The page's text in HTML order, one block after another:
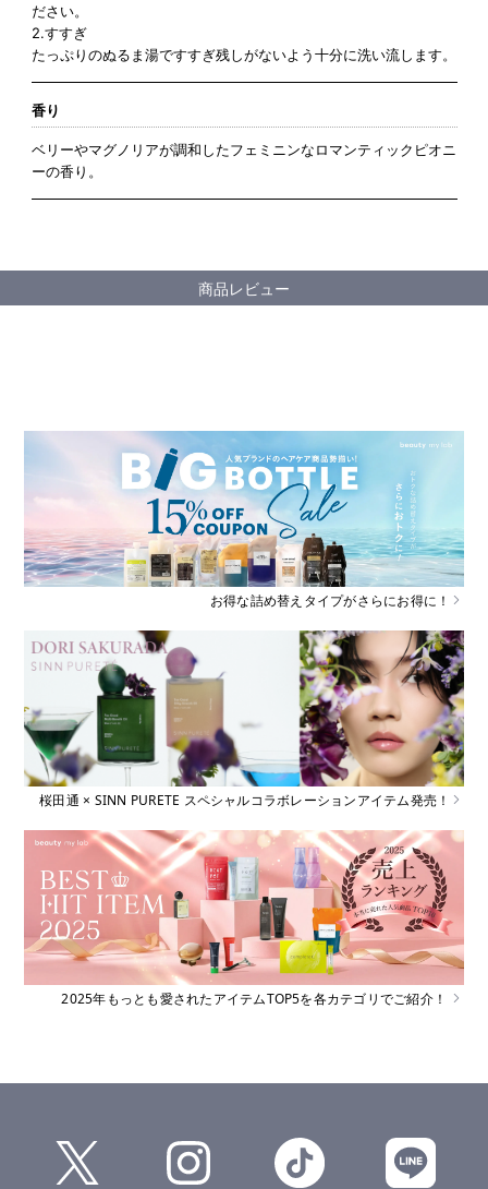
ださい。
2.すすぎ
たっぷりのぬるま湯ですすぎ残しがないよう十分に洗い流します。
香り
ベリーやマグノリアが調和したフェミニンなロマンティックピオニ
ーの香り。
商品レビュー
お得な詰め替えタイプがさらにお得に！
桜田通 × SINN PURETE スペシャルコラボレーションアイテム発売！
2025年もっとも愛されたアイテムTOP5を各カテゴリでご紹介！